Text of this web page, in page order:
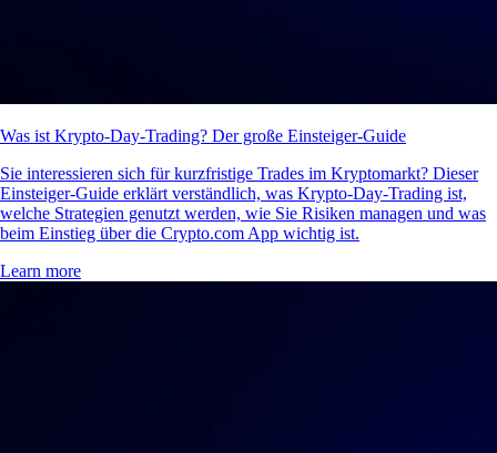
Was ist Krypto-Day-Trading? Der große Einsteiger-Guide
Sie interessieren sich für kurzfristige Trades im Kryptomarkt? Dieser
Einsteiger-Guide erklärt verständlich, was Krypto-Day-Trading ist,
welche Strategien genutzt werden, wie Sie Risiken managen und was
beim Einstieg über die Crypto.com App wichtig ist.
Learn more